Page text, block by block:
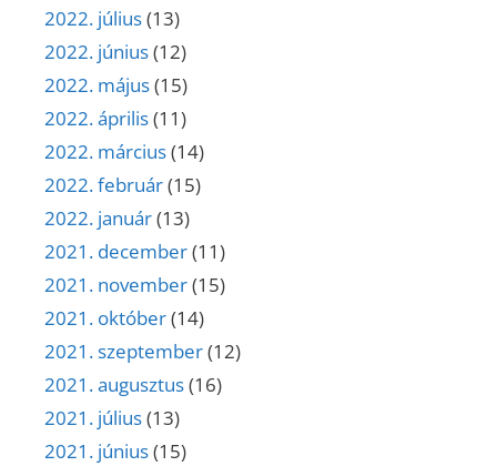
2022. július(13)
2022. június(12)
2022. május(15)
2022. április(11)
2022. március(14)
2022. február(15)
2022. január(13)
2021. december(11)
2021. november(15)
2021. október(14)
2021. szeptember(12)
2021. augusztus(16)
2021. július(13)
2021. június(15)